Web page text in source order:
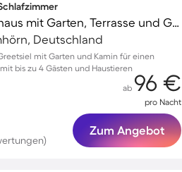
Charmantes Ferienhaus mit Garten, Terrasse und Grill | Gartenblick | Haustiere sind willkommen
Deutschland
mit Garten und Kamin für einen
bis zu 4 Gästen und Haustieren
ab 96 €
pro Nacht
Zum Angebot